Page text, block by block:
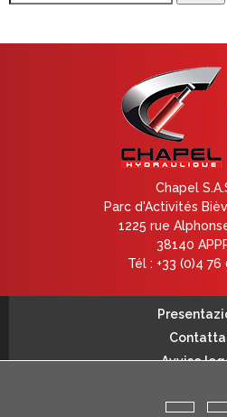
Chapel
Parc d'Activités
1225 rue
38140
Tél : +33 (0)4
Avviso